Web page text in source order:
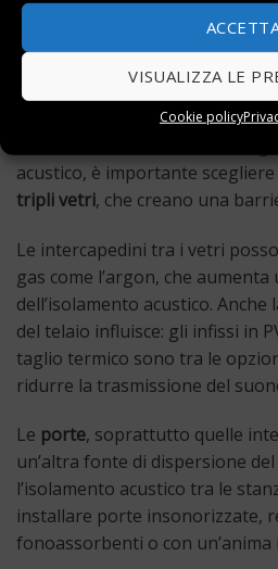
VISUALIZZA LE
Cookie policy
il rumore esterno penetra
bisogna optare per soluzioni
buon isolamento acustico.
rappresentano una
acustico, è importante
tripli vetri, che creano una
Le intercapedini tra i vetri
gas come l’argon, che
dell’isolamento acustico. Anche
del telaio influisce: gli infissi in
taglio termico sono tra le
ridurre la trasmissione del
Le porte, soprattutto quelle
un’altra fonte di dispersione
l’isolamento acustico tra le
installare porte insonorizzate,
fonoassorbenti o con un’anima